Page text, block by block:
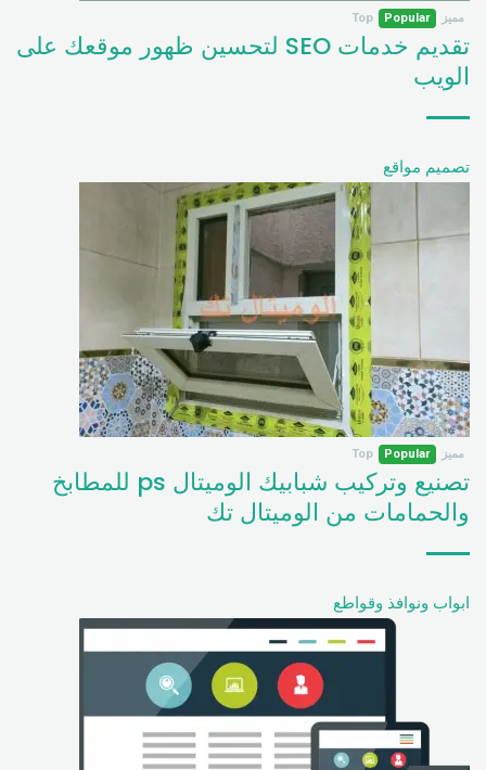
مميز Popular
Top
تقديم خدمات SEO لتحسين ظهور موقعك على
الويب
تصميم مواقع
مميز Popular
Top
تصنيع وتركيب شبابيك الوميتال ps للمطابخ
والحمامات من الوميتال تك
ابواب ونوافذ وقواطع